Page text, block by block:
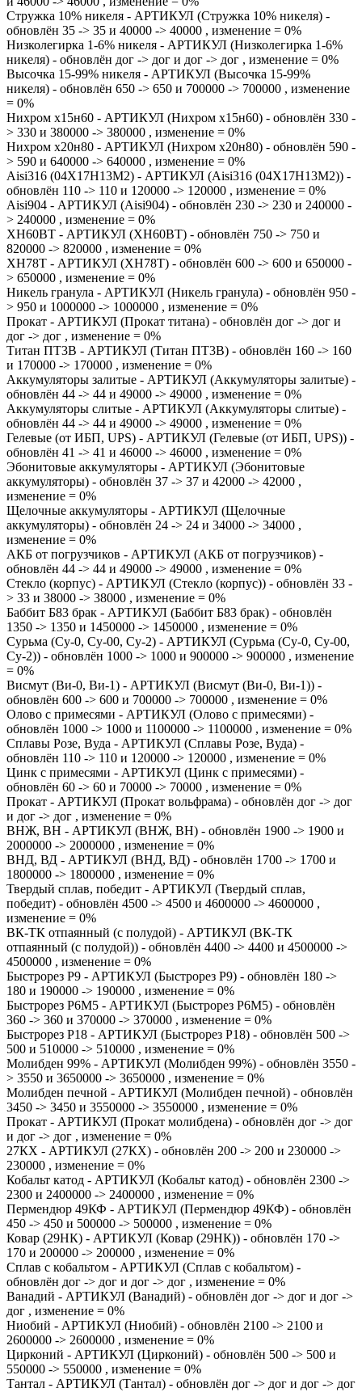
Стружка 10% никеля - АРТИКУЛ (Стружка 10% никеля) -
обновлён 35 -> 35 и 40000 -> 40000 , изменение = 0%
Низколегирка 1-6% никеля - АРТИКУЛ (Низколегирка 1-6%
никеля) - обновлён дог -> дог и дог -> дог , изменение = 0%
Высочка 15-99% никеля - АРТИКУЛ (Высочка 15-99%
никеля) - обновлён 650 -> 650 и 700000 -> 700000 , изменение
= 0%
Нихром х15н60 - АРТИКУЛ (Нихром х15н60) - обновлён 330 -
> 330 и 380000 -> 380000 , изменение = 0%
Нихром х20н80 - АРТИКУЛ (Нихром х20н80) - обновлён 590 -
> 590 и 640000 -> 640000 , изменение = 0%
Aisi316 (04Х17Н13М2) - АРТИКУЛ (Aisi316 (04Х17Н13М2)) -
обновлён 110 -> 110 и 120000 -> 120000 , изменение = 0%
Aisi904 - АРТИКУЛ (Aisi904) - обновлён 230 -> 230 и 240000 -
> 240000 , изменение = 0%
ХН60ВТ - АРТИКУЛ (ХН60ВТ) - обновлён 750 -> 750 и
820000 -> 820000 , изменение = 0%
ХН78Т - АРТИКУЛ (ХН78Т) - обновлён 600 -> 600 и 650000 -
> 650000 , изменение = 0%
Никель гранула - АРТИКУЛ (Никель гранула) - обновлён 950 -
> 950 и 1000000 -> 1000000 , изменение = 0%
Прокат - АРТИКУЛ (Прокат титана) - обновлён дог -> дог и
дог -> дог , изменение = 0%
Титан ПТ3В - АРТИКУЛ (Титан ПТ3В) - обновлён 160 -> 160
и 170000 -> 170000 , изменение = 0%
Аккумуляторы залитые - АРТИКУЛ (Аккумуляторы залитые) -
обновлён 44 -> 44 и 49000 -> 49000 , изменение = 0%
Аккумуляторы слитые - АРТИКУЛ (Аккумуляторы слитые) -
обновлён 44 -> 44 и 49000 -> 49000 , изменение = 0%
Гелевые (от ИБП, UPS) - АРТИКУЛ (Гелевые (от ИБП, UPS)) -
обновлён 41 -> 41 и 46000 -> 46000 , изменение = 0%
Эбонитовые аккумуляторы - АРТИКУЛ (Эбонитовые
аккумуляторы) - обновлён 37 -> 37 и 42000 -> 42000 ,
изменение = 0%
Щелочные аккумуляторы - АРТИКУЛ (Щелочные
аккумуляторы) - обновлён 24 -> 24 и 34000 -> 34000 ,
изменение = 0%
АКБ от погрузчиков - АРТИКУЛ (АКБ от погрузчиков) -
обновлён 44 -> 44 и 49000 -> 49000 , изменение = 0%
Стекло (корпус) - АРТИКУЛ (Стекло (корпус)) - обновлён 33 -
> 33 и 38000 -> 38000 , изменение = 0%
Баббит Б83 брак - АРТИКУЛ (Баббит Б83 брак) - обновлён
1350 -> 1350 и 1450000 -> 1450000 , изменение = 0%
Сурьма (Су-0, Су-00, Су-2) - АРТИКУЛ (Сурьма (Су-0, Су-00,
Су-2)) - обновлён 1000 -> 1000 и 900000 -> 900000 , изменение
= 0%
Висмут (Ви-0, Ви-1) - АРТИКУЛ (Висмут (Ви-0, Ви-1)) -
обновлён 600 -> 600 и 700000 -> 700000 , изменение = 0%
Олово с примесями - АРТИКУЛ (Олово с примесями) -
обновлён 1000 -> 1000 и 1100000 -> 1100000 , изменение = 0%
Сплавы Розе, Вуда - АРТИКУЛ (Сплавы Розе, Вуда) -
обновлён 110 -> 110 и 120000 -> 120000 , изменение = 0%
Цинк с примесями - АРТИКУЛ (Цинк с примесями) -
обновлён 60 -> 60 и 70000 -> 70000 , изменение = 0%
Прокат - АРТИКУЛ (Прокат вольфрама) - обновлён дог -> дог
и дог -> дог , изменение = 0%
ВНЖ, ВН - АРТИКУЛ (ВНЖ, ВН) - обновлён 1900 -> 1900 и
2000000 -> 2000000 , изменение = 0%
ВНД, ВД - АРТИКУЛ (ВНД, ВД) - обновлён 1700 -> 1700 и
1800000 -> 1800000 , изменение = 0%
Твердый сплав, победит - АРТИКУЛ (Твердый сплав,
победит) - обновлён 4500 -> 4500 и 4600000 -> 4600000 ,
изменение = 0%
ВК-ТК отпаянный (с полудой) - АРТИКУЛ (ВК-ТК
отпаянный (с полудой)) - обновлён 4400 -> 4400 и 4500000 ->
4500000 , изменение = 0%
Быстрорез Р9 - АРТИКУЛ (Быстрорез Р9) - обновлён 180 ->
180 и 190000 -> 190000 , изменение = 0%
Быстрорез Р6М5 - АРТИКУЛ (Быстрорез Р6М5) - обновлён
360 -> 360 и 370000 -> 370000 , изменение = 0%
Быстрорез Р18 - АРТИКУЛ (Быстрорез Р18) - обновлён 500 ->
500 и 510000 -> 510000 , изменение = 0%
Молибден 99% - АРТИКУЛ (Молибден 99%) - обновлён 3550 -
> 3550 и 3650000 -> 3650000 , изменение = 0%
Молибден печной - АРТИКУЛ (Молибден печной) - обновлён
3450 -> 3450 и 3550000 -> 3550000 , изменение = 0%
Прокат - АРТИКУЛ (Прокат молибдена) - обновлён дог -> дог
и дог -> дог , изменение = 0%
27КХ - АРТИКУЛ (27КХ) - обновлён 200 -> 200 и 230000 ->
230000 , изменение = 0%
Кобальт катод - АРТИКУЛ (Кобальт катод) - обновлён 2300 ->
2300 и 2400000 -> 2400000 , изменение = 0%
Пермендюр 49КФ - АРТИКУЛ (Пермендюр 49КФ) - обновлён
450 -> 450 и 500000 -> 500000 , изменение = 0%
Ковар (29НК) - АРТИКУЛ (Ковар (29НК)) - обновлён 170 ->
170 и 200000 -> 200000 , изменение = 0%
Сплав с кобальтом - АРТИКУЛ (Сплав с кобальтом) -
обновлён дог -> дог и дог -> дог , изменение = 0%
Ванадий - АРТИКУЛ (Ванадий) - обновлён дог -> дог и дог ->
дог , изменение = 0%
Ниобий - АРТИКУЛ (Ниобий) - обновлён 2100 -> 2100 и
2600000 -> 2600000 , изменение = 0%
Цирконий - АРТИКУЛ (Цирконий) - обновлён 500 -> 500 и
550000 -> 550000 , изменение = 0%
Тантал - АРТИКУЛ (Тантал) - обновлён дог -> дог и дог -> дог